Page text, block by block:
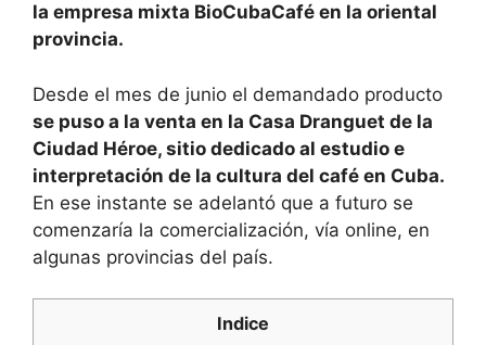
la empresa mixta BioCubaCafé en la oriental
provincia.
Desde el mes de junio el demandado producto
se puso a la venta en la Casa Dranguet de la
Ciudad Héroe, sitio dedicado al estudio e
interpretación de la cultura del café en Cuba.
En ese instante se adelantó que a futuro se
comenzaría la comercialización, vía online, en
algunas provincias del país.
Indice